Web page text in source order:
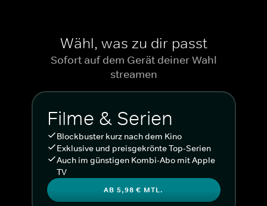
Wähl, was zu dir passt
Sofort auf dem Gerät deiner Wahl
streamen
Filme & Serien
Blockbuster kurz nach dem Kino
Exklusive und preisgekrönte Top-Serien
Auch im günstigen Kombi-Abo mit Apple
TV
AB 5,98 € MTL.